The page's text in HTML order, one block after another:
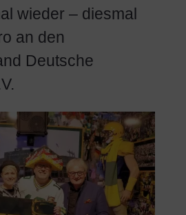
wieder – diesmal
an den
Deutsche